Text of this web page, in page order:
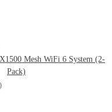
Mesh WiFi 6 System (2-
Pack)